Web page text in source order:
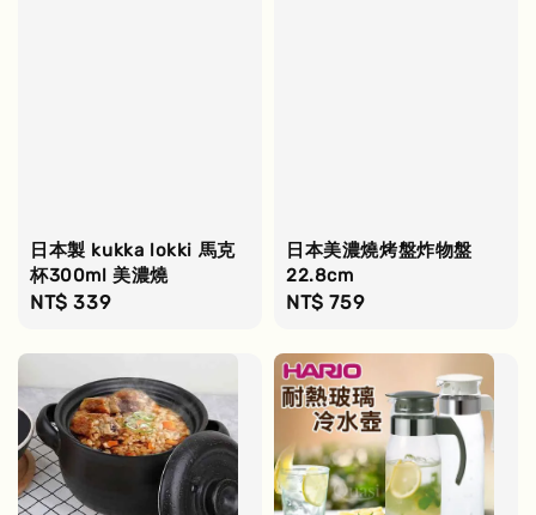
日本製 kukka lokki 馬克
杯300ml 美濃燒
Regular
NT$ 339
日本美濃燒烤盤炸物盤
22.8cm
Regular
NT$ 759